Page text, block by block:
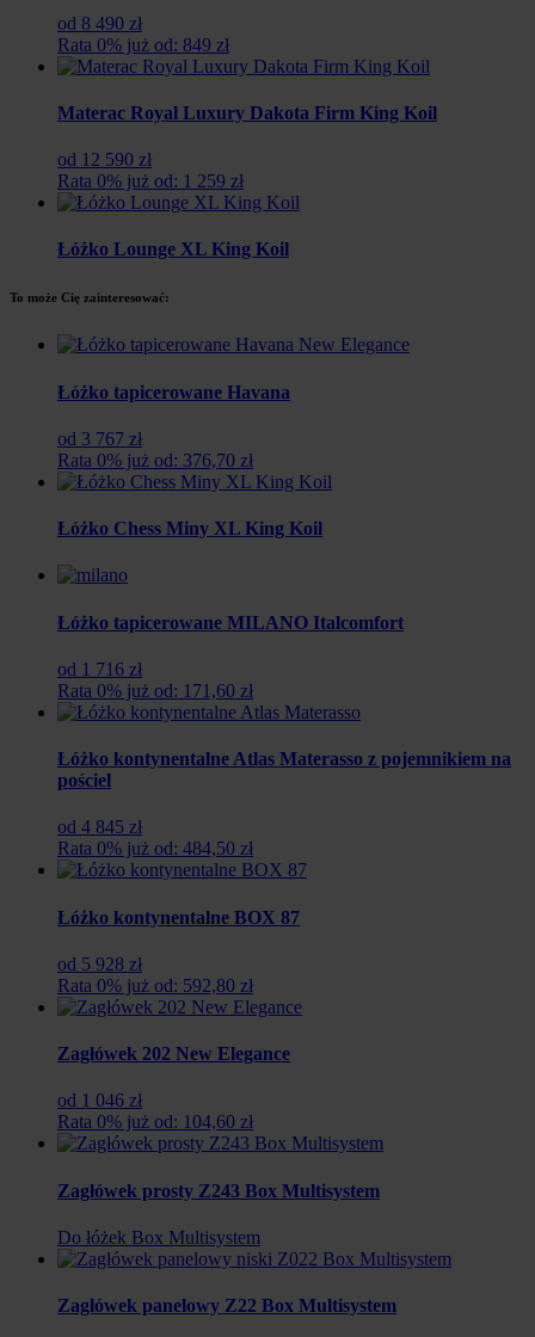
od 8 490 zł
Rata 0% już od: 849 zł
Materac Royal Luxury Dakota Firm King Koil
od 12 590 zł
Rata 0% już od: 1 259 zł
Łóżko Lounge XL King Koil
To może Cię zainteresować:
Łóżko tapicerowane Havana
od 3 767 zł
Rata 0% już od: 376,70 zł
Łóżko Chess Miny XL King Koil
Łóżko tapicerowane MILANO Italcomfort
od 1 716 zł
Rata 0% już od: 171,60 zł
Łóżko kontynentalne Atlas Materasso z pojemnikiem na
pościel
od 4 845 zł
Rata 0% już od: 484,50 zł
Łóżko kontynentalne BOX 87
od 5 928 zł
Rata 0% już od: 592,80 zł
Zagłówek 202 New Elegance
od 1 046 zł
Rata 0% już od: 104,60 zł
Zagłówek prosty Z243 Box Multisystem
Do łóżek Box Multisystem
Zagłówek panelowy Z22 Box Multisystem